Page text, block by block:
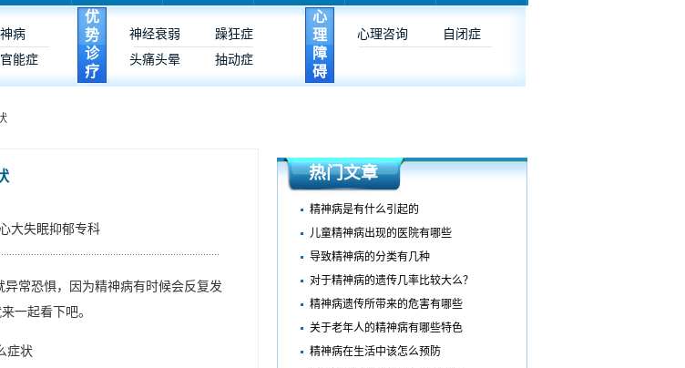
病
能症
优
势
诊
疗
神经衰弱
躁狂症
头痛头晕
抽动症
心
理
障
碍
心理咨询 自闭症
大失眠抑郁专科
常恐惧，因为精神病有时候会反复发
一起看下吧。
热门文章
精神病是有什么引起的
儿童精神病出现的医院有哪些
导致精神病的分类有几种
对于精神病的遗传几率比较大么？
精神病遗传所带来的危害有哪些
关于老年人的精神病有哪些特色
精神病在生活中该怎么预防